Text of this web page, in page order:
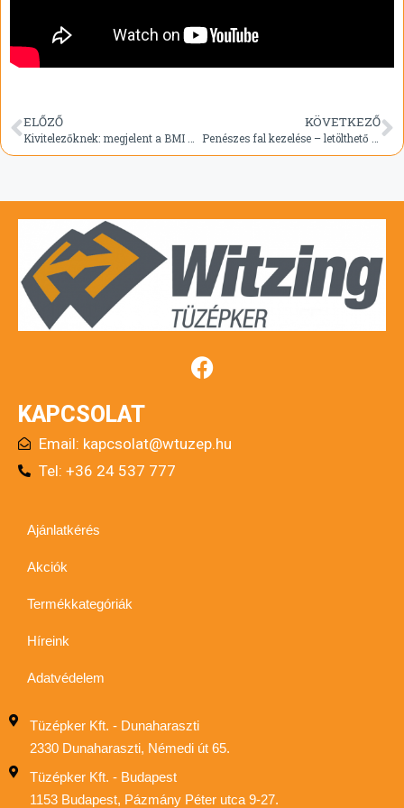
ELŐZŐ KÖVETKEZŐ
KAPCSOLAT
Email: kapcsolat@wtuzep.hu
Tel: +36 24 537 777
Ajánlatkérés
Akciók
Termékkategóriák
Híreink
Adatvédelem
Tüzépker Kft. - Dunaharaszti
2330 Dunaharaszti, Némedi út 65.
Tüzépker Kft. - Budapest
1153 Budapest, Pázmány Péter utca 9-27.